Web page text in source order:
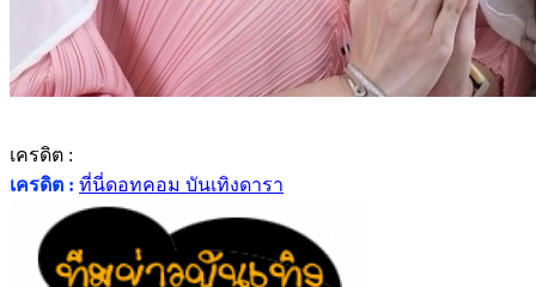
เครดิต :
เครดิต : ที่นี่ดอทคอม บันเทิงดารา